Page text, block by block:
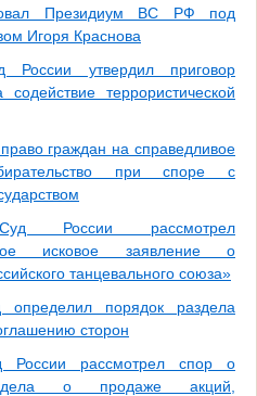
Президиум ВС РФ под
Игоря Краснова
России утвердил приговор
террористической
граждан на справедливое
при споре с
России рассмотрел
исковое заявление о
танцевального союза»
определил порядок раздела
сторон
России рассмотрел спор о
дела о продаже акций,